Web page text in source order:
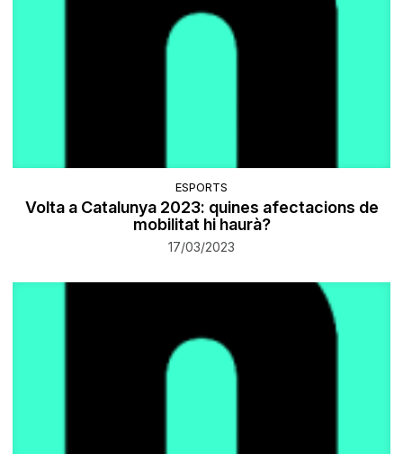
ESPORTS
Volta a Catalunya 2023: quines afectacions de
mobilitat hi haurà?
17/03/2023